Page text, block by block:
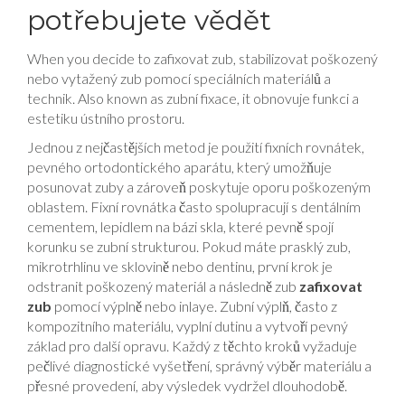
potřebujete vědět
When you decide to zafixovat zub, stabilizovat poškozený
nebo vytažený zub pomocí speciálních materiálů a
technik. Also known as zubní fixace, it obnovuje funkci a
estetiku ústního prostoru.
Jednou z nejčastějších metod je použitífixních rovnátek,
pevného ortodontického aparátu, který umožňuje
posunovat zuby a zároveň poskytuje oporu poškozeným
oblastem. Fixní rovnátka často spolupracují s dentálním
cementem, lepidlem na bázi skla, které pevně spojí
korunku se zubní strukturou. Pokud máte prasklý zub,
mikrotrhlinu ve sklovině nebo dentinu, první krok je
odstranit poškozený materiál a následně zub zafixovat
zub pomocí výplně nebo inlaye. Zubní výplň, často z
kompozitního materiálu, vyplní dutinu a vytvoří pevný
základ pro další opravu. Každý z těchto kroků vyžaduje
pečlivé diagnostické vyšetření, správný výběr materiálu a
přesné provedení, aby výsledek vydržel dlouhodobě.